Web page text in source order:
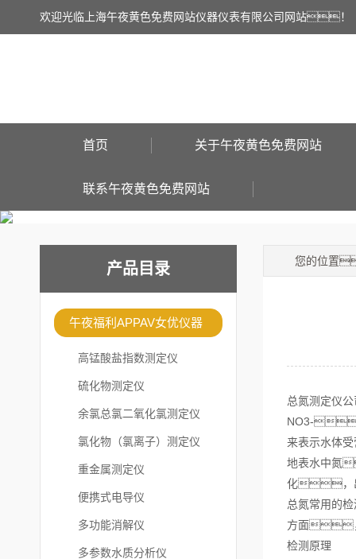
欢迎光临上海午夜黄色免费网站仪器仪表有限公司网站！
首页 关于午夜黄色免费网站
联系午夜黄色免费网站
产品目录
午夜福利APPAV女优仪器
高锰酸盐指数测定仪
硫化物测定仪
余氯总氯二氧化氯测定仪
氯化物（氯离子）测定仪
重金属测定仪
便携式电导仪
多功能消解仪
多参数水质分析仪
您的位置
总氮测定仪
NO3-
来表示水体
地表水中氮
化，
总氮常用的
方面
检测原理